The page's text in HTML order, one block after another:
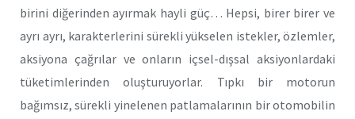
birini diğerinden ayırmak hayli güç… Hepsi, birer birer ve
ayrı ayrı, karakterlerini sürekli yükselen istekler, özlemler,
aksiyona çağrılar ve onların içsel-dışsal aksiyonlardaki
tüketimlerinden oluşturuyorlar. Tıpkı bir motorun
bağımsız, sürekli yinelenen patlamalarının bir otomobilin